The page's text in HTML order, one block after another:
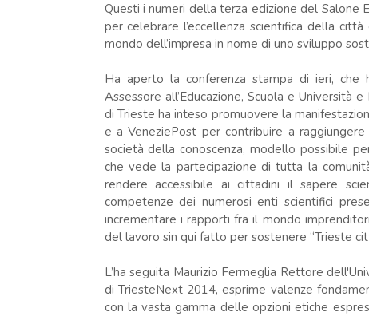
Questi i numeri della terza edizione del Salone
per celebrare l’eccellenza scientifica della
mondo dell’impresa in nome di uno sviluppo
Ha aperto la conferenza stampa di ieri,
Assessore all’Educazione, Scuola e Università
di Trieste ha inteso promuovere la
e a VeneziePost per contribuire a
società della conoscenza, modello possibile
che vede la partecipazione di tutta la
rendere accessibile ai cittadini il sapere
competenze dei numerosi enti scientifici
incrementare i rapporti fra il mondo
del lavoro sin qui fatto per sostenere “Trieste
L’ha seguita Maurizio Fermeglia Rettore
di TriesteNext 2014, esprime valenze
con la vasta gamma delle opzioni etiche